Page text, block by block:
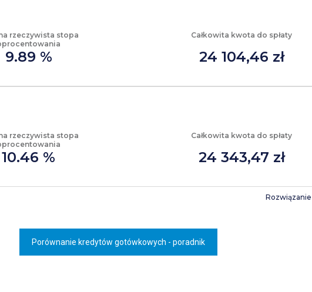
rzeczywista stopa
9.89 %
Całkowita kwota do spłaty
24 104,46 zł
rzeczywista stopa
10.46 %
Całkowita kwota do spłaty
24 343,47 zł
Porównanie kredytów gotówkowych - poradnik